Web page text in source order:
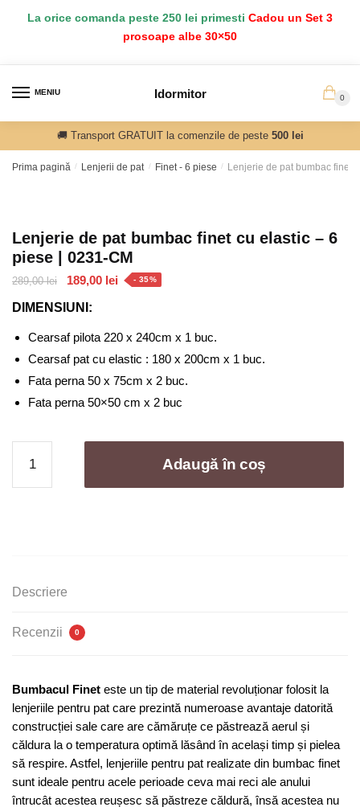
La orice comanda peste 250 lei primesti Cadou un Set 3
prosoape albe 30×50
MENIU Idormitor 0
🚚 Transport GRATUIT la comenzile de peste 500 lei
Prima pagină / Lenjerii de pat / Finet - 6 piese / Lenjerie de pat bumbac finet
Lenjerie de pat bumbac finet cu elastic – 6
piese | 0231-CM
289,00lei
Prețul
a
fost:
289,00 lei.
189,00 lei Prețul
189,00 lei.
- 35%
DIMENSIUNI:
Cearsaf pilota 220 x 240cm x 1 buc.
Cearsaf pat cu elastic : 180 x 200cm x 1 buc.
Fata perna 50 x 75cm x 2 buc.
Fata perna 50×50 cm x 2 buc
Lenjerie
de
elastic
CM
Adaugă în coș
Descriere
Recenzii 0
Bumbacul Finet este un tip de material revoluționar folosit la
lenjeriile pentru pat care prezintă numeroase avantaje datorită
construcției sale care are cămăruțe ce păstrează aerul și
căldura la o temperatura optimă lăsând în același timp și pielea
să respire. Astfel, lenjeriile pentru pat realizate din bumbac finet
sunt ideale pentru acele perioade ceva mai reci ale anului
întrucât acestea reușesc să păstreze căldură, însă acestea nu